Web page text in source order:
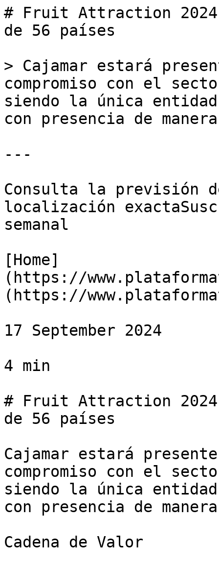
# Fruit Attraction
de 56 países
> Cajamar estará
compromiso con el
siendo la única
con presencia de
---
Consulta la previsión
localización
semanal
[Home]
(https://
(https://
17 September 2024
4 min
# Fruit Attraction
de 56 países
Cajamar estará
compromiso con el
siendo la única
con presencia de
Cadena de Valor